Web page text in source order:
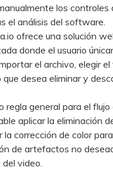
los controles
el análisis del software.
ofrece una solución
donde el usuario
el archivo, elegir el
desea eliminar y
general para el flujo
aplicar la eliminación
la corrección de color
de artefactos no
video.